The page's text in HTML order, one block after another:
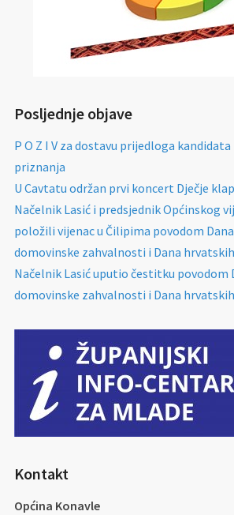
Posljednje objave
P O Z I V za dostavu prijedloga
priznanja
U Cavtatu održan prvi koncert Dječje
Načelnik Lasić i predsjednik Općinskog
položili vijenac u Čilipima povodom
domovinske zahvalnosti i Dana
Načelnik Lasić uputio čestitku povodom
domovinske zahvalnosti i Dana
Kontakt
Općina Konavle